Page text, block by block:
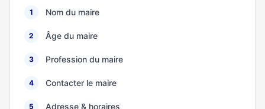
1 Nom du maire
2 Âge du maire
3 Profession du maire
4 Contacter le maire
5 Adresse & horaires